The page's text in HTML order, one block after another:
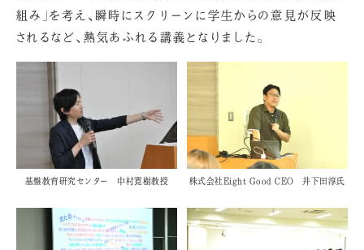
組み」を考え、瞬時にスクリーンに学生からの意見が反映
されるなど、熱気あふれる講義となりました。
基盤教育研究センター 中村寛樹教授 株式会社Eight Good CEO 井下田淳氏